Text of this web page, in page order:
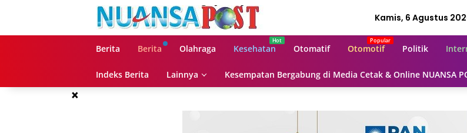
Kamis, 6 Agustus
Berita Berita Olahraga Kesehatan Otomatif Otomotif Politik
Indeks Berita Lainnya Kesempatan Bergabung di Media Cetak & Online NUANSA
×